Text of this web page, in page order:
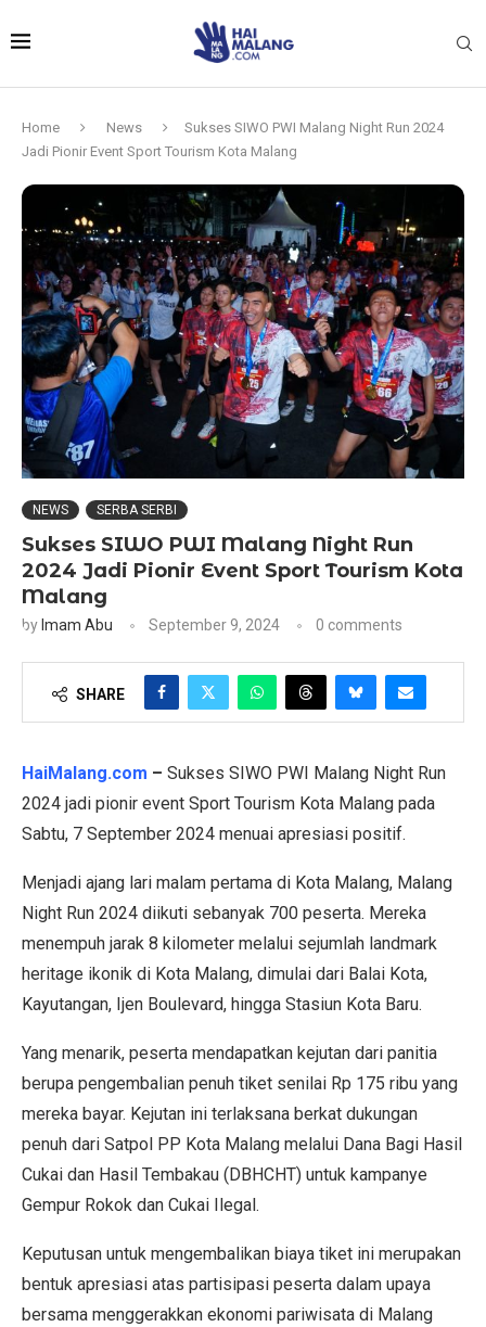
Home News
Sukses SIWO PWI Malang Night Run 2024
Jadi Pionir Event Sport Tourism Kota Malang
NEWS SERBA SERBI
Sukses SIWO PWI Malang Night Run
2024 Jadi Pionir Event Sport Tourism Kota
Malang
by Imam Abu September 9, 2024 0 comments
SHARE
HaiMalang.com – Sukses SIWO PWI Malang Night Run
2024 jadi pionir event Sport Tourism Kota Malang pada
Sabtu, 7 September 2024 menuai apresiasi positif.
Menjadi ajang lari malam pertama di Kota Malang, Malang
Night Run 2024 diikuti sebanyak 700 peserta. Mereka
menempuh jarak 8 kilometer melalui sejumlah landmark
heritage ikonik di Kota Malang, dimulai dari Balai Kota,
Kayutangan, Ijen Boulevard, hingga Stasiun Kota Baru.
Yang menarik, peserta mendapatkan kejutan dari panitia
berupa pengembalian penuh tiket senilai Rp 175 ribu yang
mereka bayar. Kejutan ini terlaksana berkat dukungan
penuh dari Satpol PP Kota Malang melalui Dana Bagi Hasil
Cukai dan Hasil Tembakau (DBHCHT) untuk kampanye
Gempur Rokok dan Cukai Ilegal.
Keputusan untuk mengembalikan biaya tiket ini merupakan
bentuk apresiasi atas partisipasi peserta dalam upaya
bersama menggerakkan ekonomi pariwisata di Malang